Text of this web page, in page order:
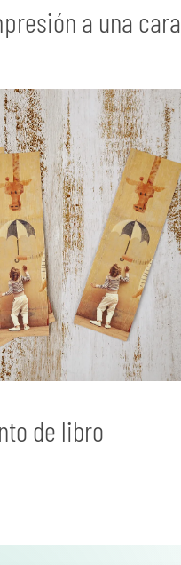
a una cara
de libro